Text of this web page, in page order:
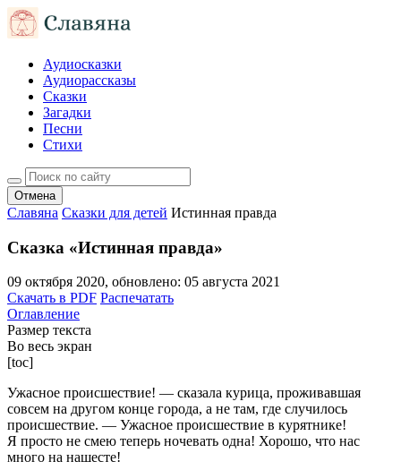
Аудиосказки
Аудиорассказы
Сказки
Загадки
Песни
Стихи
Отмена
Славяна Сказки для детей Истинная правда
Сказка «Истинная правда»
09 октября 2020, обновлено: 05 августа 2021
Скачать в PDF Распечатать
Оглавление
Размер текста
Во весь экран
[toc]
Ужасное происшествие! — сказала курица, проживавшая
совсем на другом конце города, а не там, где случилось
происшествие. — Ужасное происшествие в курятнике!
Я просто не смею теперь ночевать одна! Хорошо, что нас
много на нашесте!